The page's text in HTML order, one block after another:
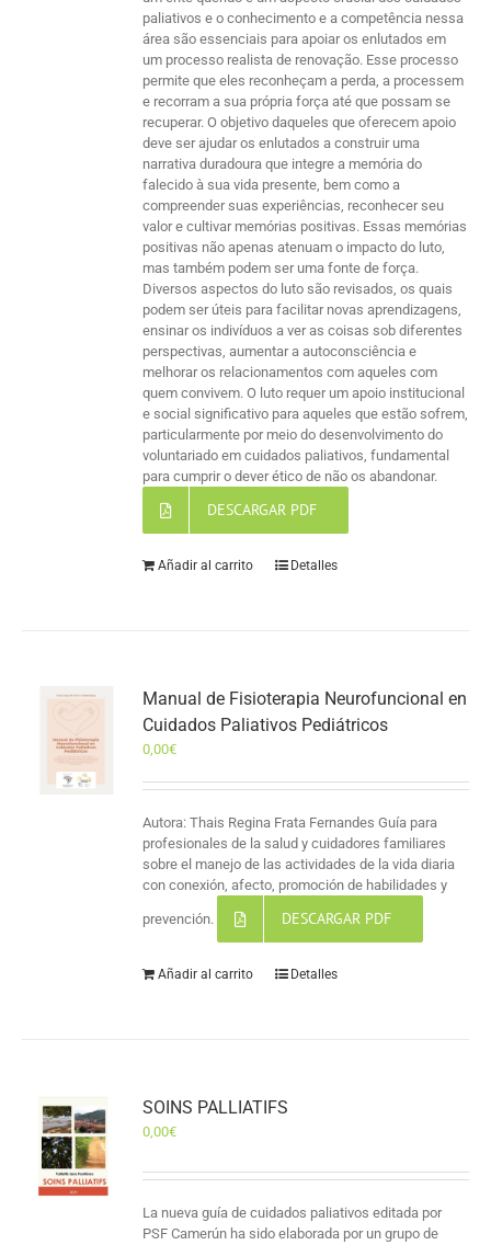
paliativos e o conhecimento e a competência nessa
área são essenciais para apoiar os enlutados em
um processo realista de renovação. Esse processo
permite que eles reconheçam a perda, a processem
e recorram a sua própria força até que possam se
recuperar. O objetivo daqueles que oferecem apoio
deve ser ajudar os enlutados a construir uma
narrativa duradoura que integre a memória do
falecido à sua vida presente, bem como a
compreender suas experiências, reconhecer seu
valor e cultivar memórias positivas. Essas memórias
positivas não apenas atenuam o impacto do luto,
mas também podem ser uma fonte de força.
Diversos aspectos do luto são revisados, os quais
podem ser úteis para facilitar novas aprendizagens,
ensinar os indivíduos a ver as coisas sob diferentes
perspectivas, aumentar a autoconsciência e
melhorar os relacionamentos com aqueles com
quem convivem. O luto requer um apoio institucional
e social significativo para aqueles que estão sofrem,
particularmente por meio do desenvolvimento do
voluntariado em cuidados paliativos, fundamental
para cumprir o dever ético de não os abandonar.
DESCARGAR PDF
Añadir al carrito Detalles
Manual de Fisioterapia Neurofuncional en
Cuidados Paliativos Pediátricos
0,00€
Autora: Thais Regina Frata Fernandes Guía para
profesionales de la salud y cuidadores familiares
sobre el manejo de las actividades de la vida diaria
con conexión, afecto, promoción de habilidades y
prevención. DESCARGAR PDF
Añadir al carrito Detalles
SOINS PALLIATIFS
0,00€
La nueva guía de cuidados paliativos editada por
PSF Camerún ha sido elaborada por un grupo de